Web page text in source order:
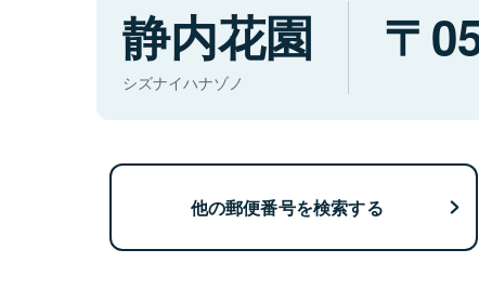
静内花園
シズナイハナゾノ
他の郵便番号を検索する